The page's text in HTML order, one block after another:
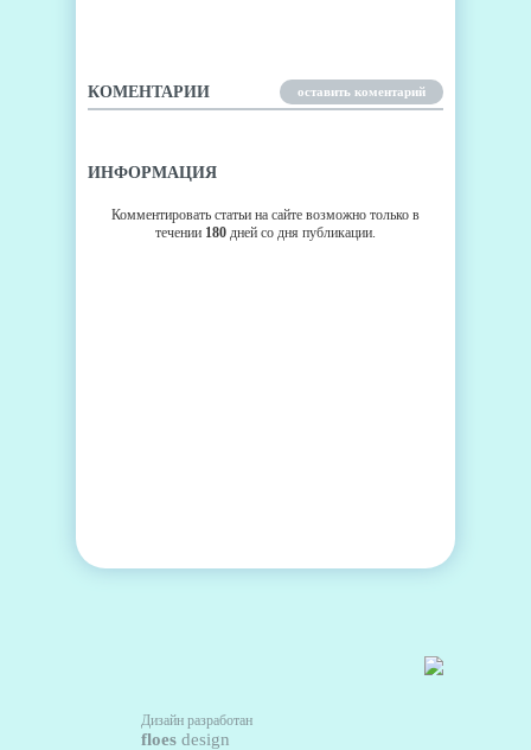
КОМЕНТАРИИ оставить коментарий
ИНФОРМАЦИЯ
Комментировать статьи на сайте возможно только в
течении 180 дней со дня публикации.
Дизайн разработан
floes design